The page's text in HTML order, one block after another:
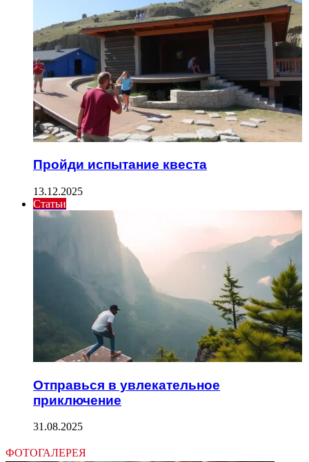
Пройди испытание квеста
13.12.2025
Статьи
Отправься в увлекательное
приключение
31.08.2025
ФОТОГАЛЕРЕЯ